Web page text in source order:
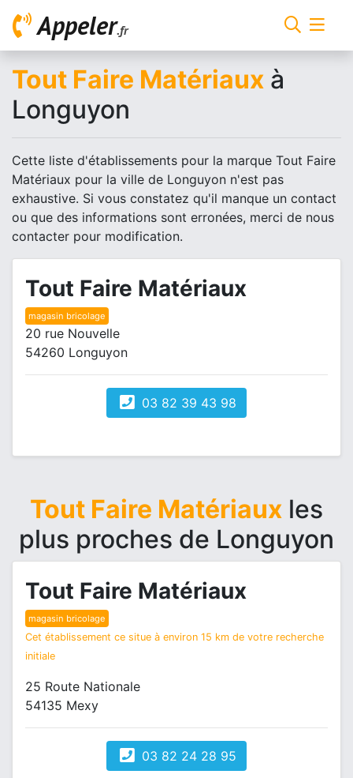
Appeler.fr
Tout Faire Matériaux à
Longuyon
Cette liste d'établissements pour la marque Tout Faire
Matériaux pour la ville de Longuyon n'est pas
exhaustive. Si vous constatez qu'il manque un contact
ou que des informations sont erronées, merci de nous
contacter pour modification.
Tout Faire Matériaux
magasin bricolage
20 rue Nouvelle
54260 Longuyon
03 82 39 43 98
Tout Faire Matériaux les
plus proches de Longuyon
Tout Faire Matériaux
magasin bricolage
Cet établissement ce situe à environ 15 km de votre recherche
initiale
25 Route Nationale
54135 Mexy
03 82 24 28 95